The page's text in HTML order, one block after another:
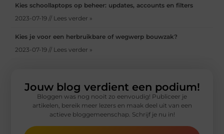
Kies schoollaptops op beheer: updates, accounts en filters
2023-07-19 // Lees verder »
Kies je voor een herbruikbare of wegwerp bouwzak?
2023-07-19 // Lees verder »
Jouw blog verdient een podium!
Bloggen was nog nooit zo eenvoudig! Publiceer je
artikelen, bereik meer lezers en maak deel uit van een
actieve bloggemeenschap. Schrijf je nu in!